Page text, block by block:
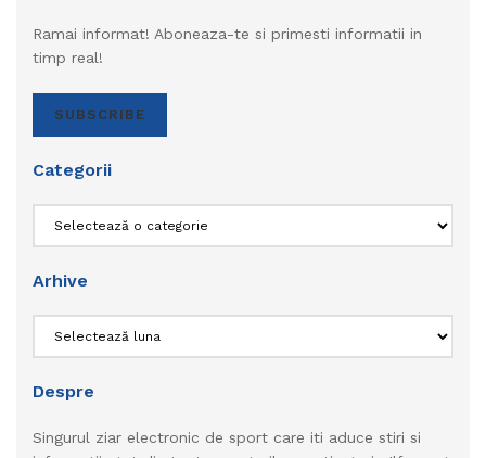
Ramai informat! Aboneaza-te si primesti informatii in
timp real!
SUBSCRIBE
Categorii
Arhive
Despre
Singurul ziar electronic de sport care iti aduce stiri si